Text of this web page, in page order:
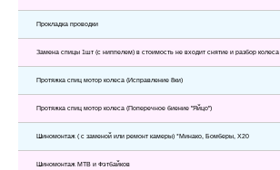
Прокладка проводки
Замена спицы 1шт (с ниппелем) в стоимость не входит снятие и разбор колеса
Протяжка спиц мотор колеса (Исправление 8ки)
Протяжка спиц мотор колеса (Поперечное биение "Яйцо")
Шиномонтаж ( с заменой или ремонт камеры) *Минако, Бомберы, Х20
Шиномонтаж МТВ и Фэтбайков